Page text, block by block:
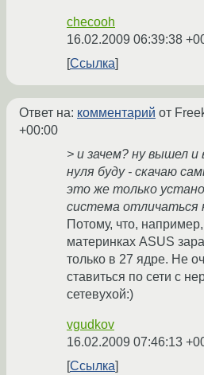
checooh
16.02.2009 06:39:38
Ссылка
Ответ на: комментарий от
+00:00
> и зачем? ну вышел
нуля буду - скачаю
это же только
система отличаться
Потому, что,
материнках ASUS
только в 27 ядре. Не
ставиться по сети с
сетевухой:)
vgudkov
16.02.2009 07:46:13
Ссылка